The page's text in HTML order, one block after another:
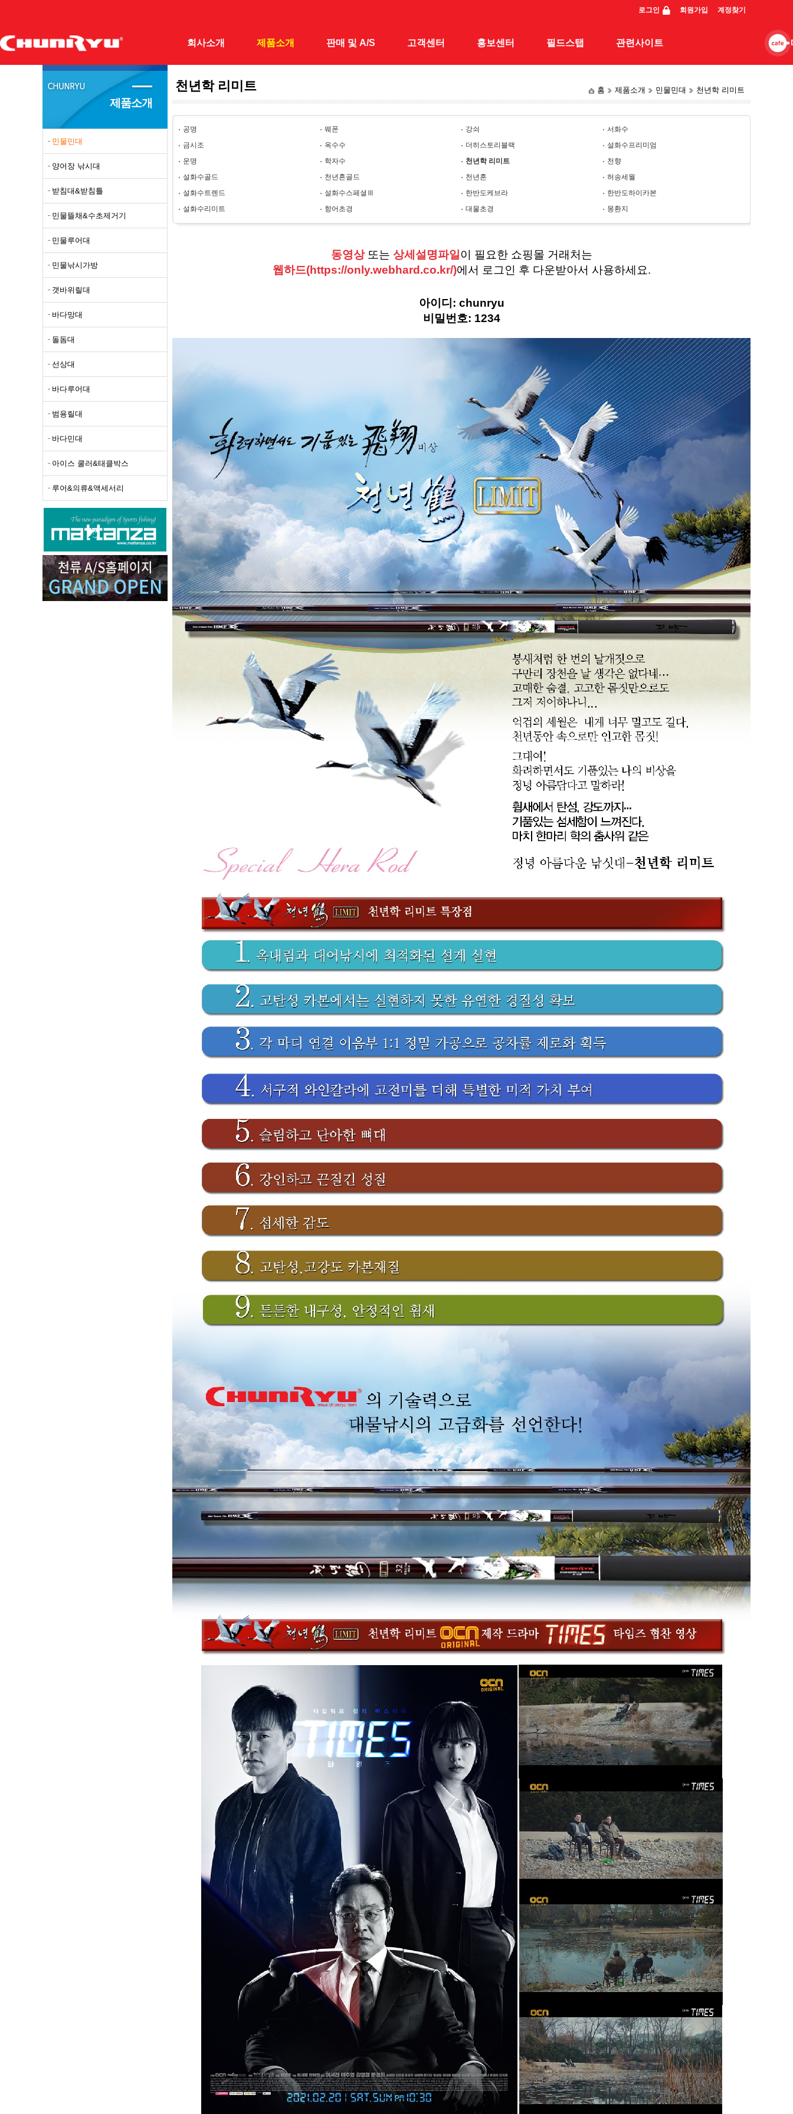
로그인 회원가입 계정찾기
회사소개
(주)천류
회사개요
조직도
필드테스터
자료실
제품소개
민물민대
양어장 낚시대
바다민대
판매 및 A/S 고객센터
1:1 문의
홍보센터
홍보동영상
필드스탭
동영상
관련사이트
관련사이트
천년학 리미트 홈 제품소개 민물민대 천년학 리미트
공명 웨폰 강쇠
서화수
금시조
옥수수 더히스토리블랙
설화수프리미엄
운명
학자수 천년학 리미트
천향
설화수골드
천년혼골드 천년혼
허송세월
설화수트렌드
설화수스페셜Ⅲ 한반도케브라
한반도하이카본
설화수리미트
항어초경 대물초경 몽환지
제품소개
민물민대
양어장 낚시대
받침대&받침틀
민물뜰채&수초제거기
민물루어대
민물낚시가방
갯바위릴대
바다망대
돌돔대
선상대
바다루어대
범용릴대
바다민대
아이스 쿨러&태클박스
루어&의류&액세서리
동영상또는 상세설명파일 이 필요한 쇼핑몰 거래처는
웹하드(https://only.webhard.co.kr/)에서 로그인 후 다운받아서 사용하세요.
아이디: chunryu
비밀번호: 1234